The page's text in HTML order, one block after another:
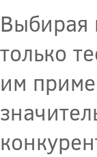
Выбирая
только
им